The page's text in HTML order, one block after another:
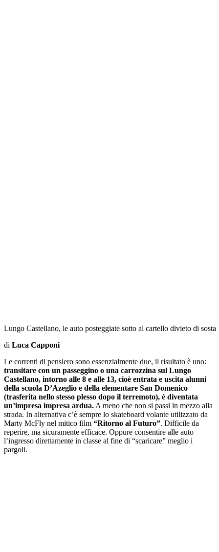
Lungo Castellano, le auto posteggiate sotto al cartello divieto di sosta
di Luca Capponi
Le correnti di pensiero sono essenzialmente due, il risultato è uno:
transitare con un passeggino o una carrozzina sul Lungo
Castellano, intorno alle 8 e alle 13, cioè entrata e uscita alunni
della scuola D’Azeglio e della elementare San Domenico
(trasferita nello stesso plesso dopo il terremoto), è diventata
un’impresa impresa ardua. A meno che non si passi in mezzo alla
strada. In alternativa c’è sempre lo skateboard volante utilizzato da
Marty McFly nel mitico film “Ritorno al Futuro”. Difficile da
reperire, ma sicuramente efficace. Oppure consentire alle auto
l’ingresso direttamente in classe al fine di “scaricare” meglio i
pargoli.